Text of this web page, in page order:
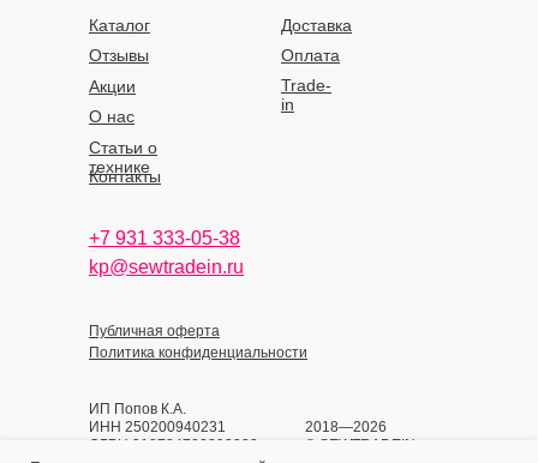
Каталог
О нас
Доставка
Статьи о
технике
Оплата
Отзывы
Акции
Контакты
Trade-
in
+7 931 333-05-38
kp@sewtradein.ru
ИП Попов К.А.
ИНН 250200940231
ОГРН 318784700393933
Политика конфиденциальности
Публичная оферта
2018—2026
© SEWTRADEIN